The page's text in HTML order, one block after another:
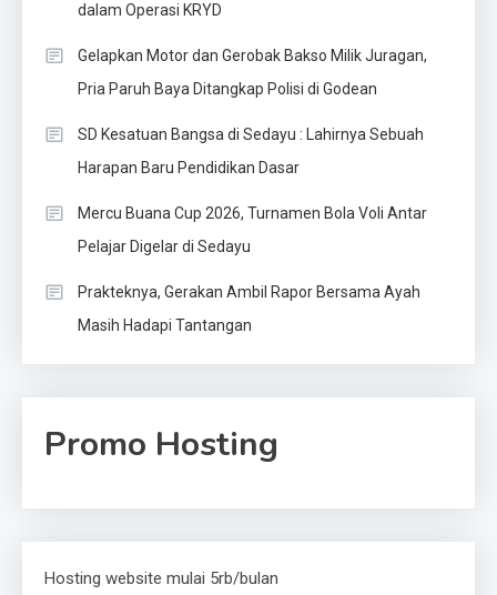
dalam Operasi KRYD
Gelapkan Motor dan Gerobak Bakso Milik Juragan,
Pria Paruh Baya Ditangkap Polisi di Godean
SD Kesatuan Bangsa di Sedayu : Lahirnya Sebuah
Harapan Baru Pendidikan Dasar
Mercu Buana Cup 2026, Turnamen Bola Voli Antar
Pelajar Digelar di Sedayu
Prakteknya, Gerakan Ambil Rapor Bersama Ayah
Masih Hadapi Tantangan
Promo Hosting
Hosting website mulai 5rb/bulan